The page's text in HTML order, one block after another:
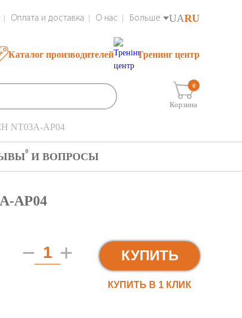
Оплата и доставка О нас Больше UARU
Каталог производителей Тренинг центр
Корзина
0
NT03A-AP04
0 И ВОПРОСЫ
AP04
КУПИТЬ
КУПИТЬ В 1 КЛИК